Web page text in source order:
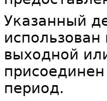
Указанный
выходной
период.